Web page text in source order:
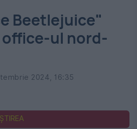
Beetlejuice"
ul nord-
2024, 16:35